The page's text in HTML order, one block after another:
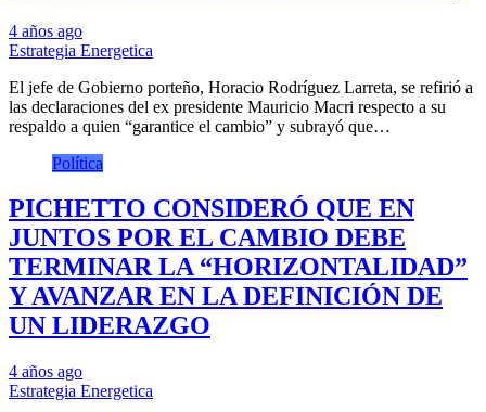
4 años ago
Estrategia Energetica
El jefe de Gobierno porteño, Horacio Rodríguez Larreta, se refirió a
las declaraciones del ex presidente Mauricio Macri respecto a su
respaldo a quien “garantice el cambio” y subrayó que…
Política
PICHETTO CONSIDERÓ QUE EN
JUNTOS POR EL CAMBIO DEBE
TERMINAR LA “HORIZONTALIDAD”
Y AVANZAR EN LA DEFINICIÓN DE
UN LIDERAZGO
4 años ago
Estrategia Energetica